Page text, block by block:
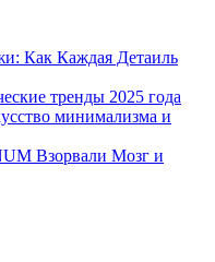
Как Каждая Детаиль
тренды 2025 года
минимализма и
Взорвали Мозг и